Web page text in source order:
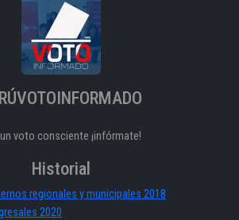
voto consciente ¡infórmate!
Historial
regionales y municipales 2018
2020